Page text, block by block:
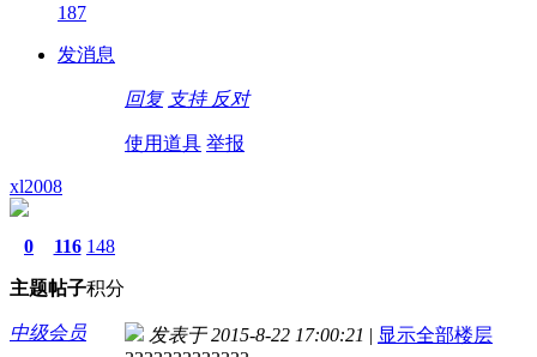
187
发消息
回复 支持 反对
使用道具 举报
xl2008
0
主题
116
帖子
148
积分
中级会员 发表于 2015-8-22 17:00:21 | 显示全部楼层